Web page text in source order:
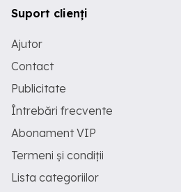
Suport clienți
Ajutor
Contact
Publicitate
Întrebări frecvente
Abonament VIP
Termeni și condiții
Lista categoriilor